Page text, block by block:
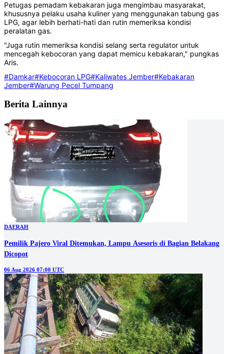
Petugas pemadam kebakaran juga mengimbau masyarakat,
khususnya pelaku usaha kuliner yang menggunakan tabung gas
LPG, agar lebih berhati-hati dan rutin memeriksa kondisi
peralatan gas.
"Juga rutin memeriksa kondisi selang serta regulator untuk
mencegah kebocoran yang dapat memicu kebakaran," pungkas
Aris.
#Damkar#Kebocoran LPG#Kaliwates Jember#Kebakaran
Jember#Warung Pecel Tumpang
Berita Lainnya
DAERAH
Pemilik Pajero Viral Ditemukan, Lampu Asesoris di Bagian Belakang
Dicopot
06 Aug 2026 07:00 UTC